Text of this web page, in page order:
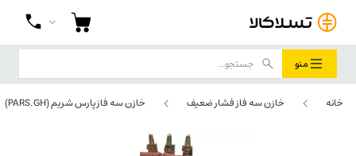
منو
خانه خازن سه فاز فشار ضعیف خازن سه فاز پارس شریم (PARS.GH)